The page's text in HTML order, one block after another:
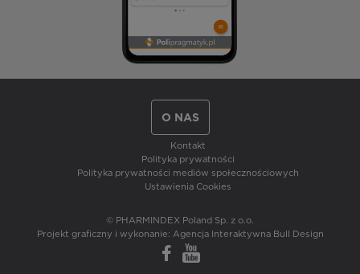
O NAS
Kontakt
Polityka prywatności
Polityka prywatności mediów społecznościowych
Ustawienia Cookies
© PHARMINDEX Poland Sp. z o.o.
Projekt graficzny i wykonanie: Agencja Interaktywna Bull Design